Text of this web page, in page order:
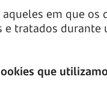
aqueles em que
e tratados
que